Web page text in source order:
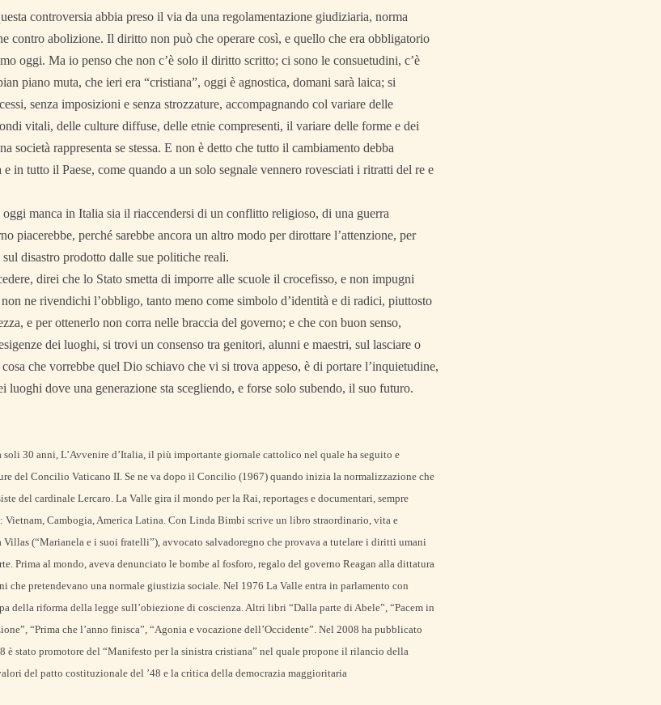
controversia abbia preso il via da una regolamentazione giudiziaria, norma
contro abolizione. Il diritto non può che operare così, e quello che era obbligatorio
oggi. Ma io penso che non c’è solo il diritto scritto; ci sono le consuetudini, c’è
piano muta, che ieri era “cristiana”, oggi è agnostica, domani sarà laica; si
senza imposizioni e senza strozzature, accompagnando col variare delle
vitali, delle culture diffuse, delle etnie compresenti, il variare delle forme e dei
società rappresenta se stessa. E non è detto che tutto il cambiamento debba
in tutto il Paese, come quando a un solo segnale vennero rovesciati i ritratti del re e
manca in Italia sia il riaccendersi di un conflitto religioso, di una guerra
piacerebbe, perché sarebbe ancora un altro modo per dirottare l’attenzione, per
disastro prodotto dalle sue politiche reali.
direi che lo Stato smetta di imporre alle scuole il crocefisso, e non impugni
ne rivendichi l’obbligo, tanto meno come simbolo d’identità e di radici, piuttosto
e per ottenerlo non corra nelle braccia del governo; e che con buon senso,
dei luoghi, si trovi un consenso tra genitori, alunni e maestri, sul lasciare o
che vorrebbe quel Dio schiavo che vi si trova appeso, è di portare l’inquietudine,
luoghi dove una generazione sta scegliendo, e forse solo subendo, il suo futuro.
30 anni, L’Avvenire d’Italia, il più importante giornale cattolico nel quale ha seguito e
del Concilio Vaticano II. Se ne va dopo il Concilio (1967) quando inizia la normalizzazione che
del cardinale Lercaro. La Valle gira il mondo per la Rai, reportages e documentari, sempre
Vietnam, Cambogia, America Latina. Con Linda Bimbi scrive un libro straordinario, vita e
Villas (“Marianela e i suoi fratelli”), avvocato salvadoregno che provava a tutelare i diritti umani
Prima al mondo, aveva denunciato le bombe al fosforo, regalo del governo Reagan alla dittatura
che pretendevano una normale giustizia sociale. Nel 1976 La Valle entra in parlamento con
della riforma della legge sull’obiezione di coscienza. Altri libri “Dalla parte di Abele”, “Pacem in
“Prima che l’anno finisca”, “Agonia e vocazione dell’Occidente”. Nel 2008 ha pubblicato
è stato promotore del “Manifesto per la sinistra cristiana” nel quale propone il rilancio della
del patto costituzionale del ’48 e la critica della democrazia maggioritaria